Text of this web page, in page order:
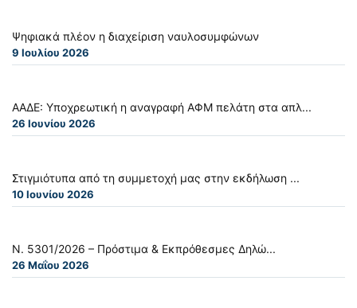
Ψηφιακά πλέον η διαχείριση ναυλοσυμφώνων
9 Ιουλίου 2026
ΑΑΔΕ: Υποχρεωτική η αναγραφή ΑΦΜ πελάτη στα απλ...
26 Ιουνίου 2026
Στιγμιότυπα από τη συμμετοχή μας στην εκδήλωση ...
10 Ιουνίου 2026
Ν. 5301/2026 – Πρόστιμα & Εκπρόθεσμες Δηλώ...
26 Μαΐου 2026